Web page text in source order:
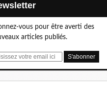
vous pour être averti des
articles publiés.